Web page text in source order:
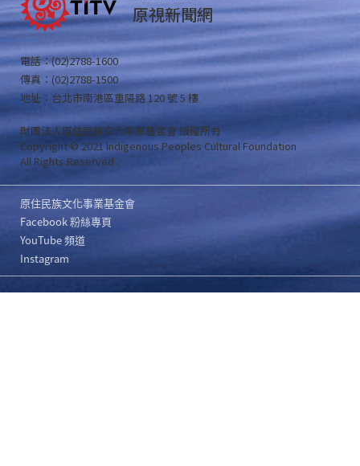
原視新聞網
電話：(02)2788-1600
傳真：(02)2788-1500
地址：台北市南港區重陽路 120 號 5 樓
財團法人原住民族文化事業基金會 版權所有
Copyright © 2021 Indigenous Peoples Cultural Foundation
All Rights Reserved .
原住民族文化事業基金會
Facebook 粉絲專頁
YouTube 頻道
Instagram